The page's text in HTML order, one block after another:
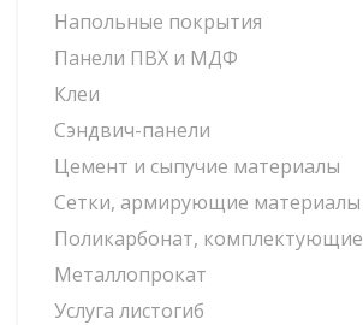
Напольные покрытия
Панели ПВХ и МДФ
Клеи
Сэндвич-панели
Цемент и сыпучие материалы
Сетки, армирующие материалы
Поликарбонат, комплектующие
Металлопрокат
Услуга листогиб